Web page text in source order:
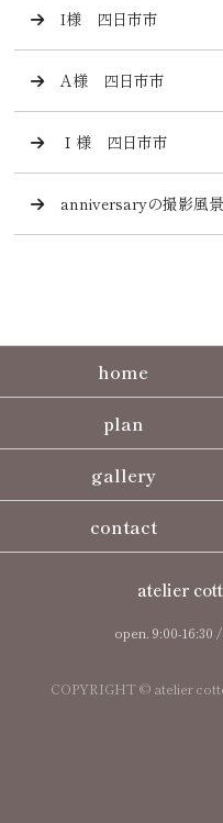
I様 四日市市
A様 四日市市
Ｉ様 四日市市
anniversaryの撮影風景
home
plan
gallery
contact
atelier
open. 9:00-16:30
COPYRIGHT © atelier